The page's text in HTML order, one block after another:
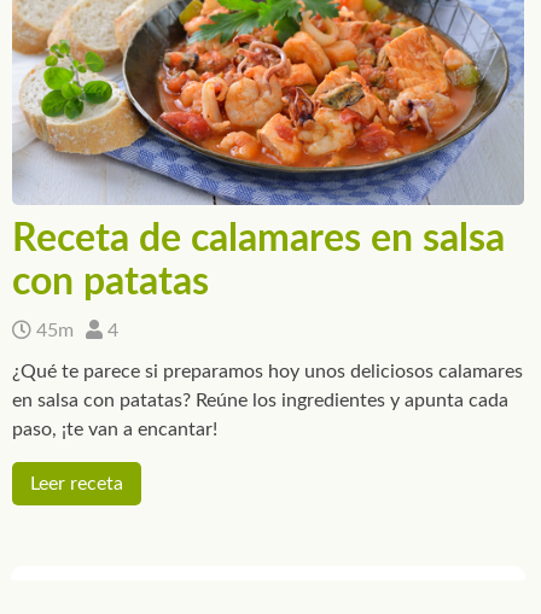
Receta de calamares en salsa
con patatas
45m 4
¿Qué te parece si preparamos hoy unos deliciosos calamares
en salsa con patatas? Reúne los ingredientes y apunta cada
paso, ¡te van a encantar!
Leer receta